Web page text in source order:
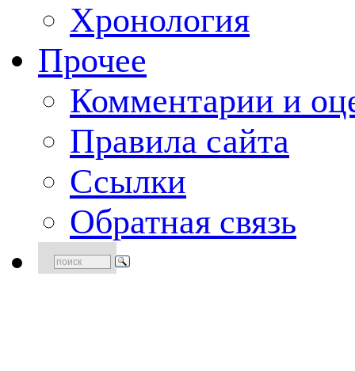
Хронология
Прочее
Комментарии и
Правила сайта
Ссылки
Обратная связь